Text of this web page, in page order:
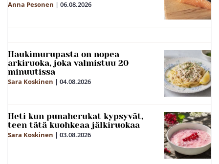
Anna Pesonen | 06.08.2026
Haukimurupasta on nopea
arkiruoka, joka valmistuu 20
minuutissa
Sara Koskinen | 04.08.2026
Heti kun punaherukat kypsyvät,
teen tätä kuohkeaa jälkiruokaa
Sara Koskinen | 03.08.2026